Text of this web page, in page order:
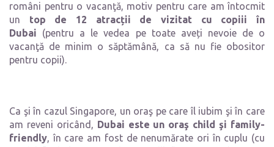
români pentru o vacanţă, motiv pentru care am întocmit
un top de 12 atracții de vizitat cu copiii în
Dubai (pentru a le vedea pe toate aveți nevoie de o
vacanţă de minim o săptămână, ca să nu fie obositor
pentru copii).
Ca şi în cazul Singapore, un oraş pe care îl iubim şi în care
am reveni oricând, Dubai este un oraş child şi family-
friendly, în care am fost de nenumărate ori în cuplu (cu